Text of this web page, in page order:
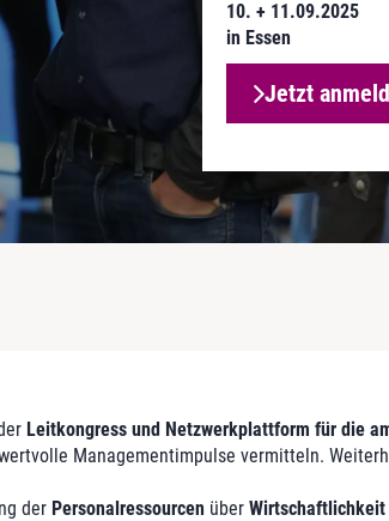
10. + 11.09.2025
in Essen
Jetzt
Leitkongress und Netzwerkplattform für die
Managementimpulse vermitteln.
der Personalressourcen über Wirtschaftlichkeit